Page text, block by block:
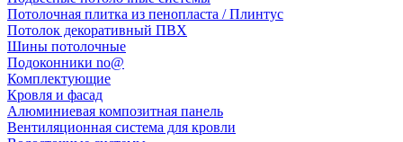
Потолочная плитка из пенопласта / Плинтус
Потолок декоративный ПВХ
Шины потолочные
Подоконники no@
Комплектующие
Кровля и фасад
Алюминиевая композитная панель
Вентиляционная система для кровли